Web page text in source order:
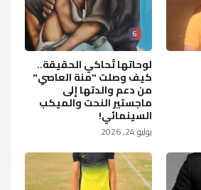
6
لوحاتها تُحاكي الحقيقة..
كيف وصلت "منة العاصي"
من دعم والدتها إلى
ماجستير النحت والميكب
السينمائي!
يوليو 24, 2026